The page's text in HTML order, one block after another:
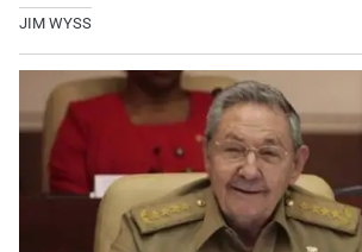
JIM WYSS